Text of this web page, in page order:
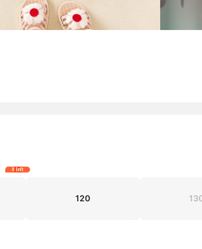
8 left
120